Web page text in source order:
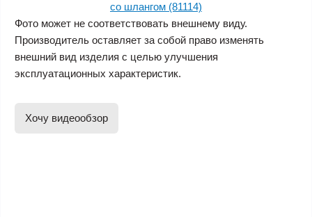
Фото может не соответствовать внешнему виду.
Производитель оставляет за собой право изменять
внешний вид изделия с целью улучшения
эксплуатационных характеристик.
Хочу видеообзор